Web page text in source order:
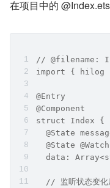
在项目中的
// @filename:
import { hilog
@Entry
@Component
struct Index {
@State
@State
data:
// 监听状态变化